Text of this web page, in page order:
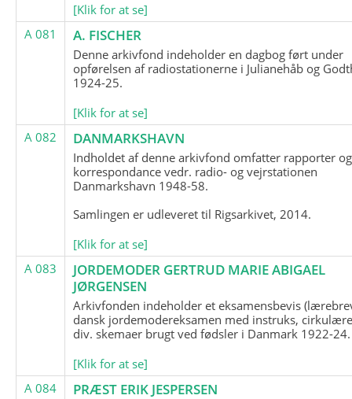
[Klik for at se]
A 081
A. FISCHER
Denne arkivfond indeholder en dagbog ført under
opførelsen af radiostationerne i Julianehåb og
1924-25.
[Klik for at se]
A 082
DANMARKSHAVN
Indholdet af denne arkivfond omfatter rapporter og
korrespondance vedr. radio- og vejrstationen
Danmarkshavn 1948-58.
Samlingen er udleveret til Rigsarkivet, 2014.
[Klik for at se]
A 083
JORDEMODER GERTRUD MARIE ABIGAEL
JØRGENSEN
Arkivfonden indeholder et eksamensbevis
dansk jordemodereksamen med instruks,
div. skemaer brugt ved fødsler i Danmark 1922-24.
[Klik for at se]
A 084
PRÆST ERIK JESPERSEN